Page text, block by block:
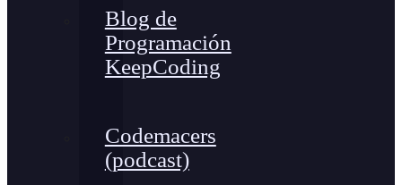
Blog de
Programación
KeepCoding
Codemacers
(podcast)